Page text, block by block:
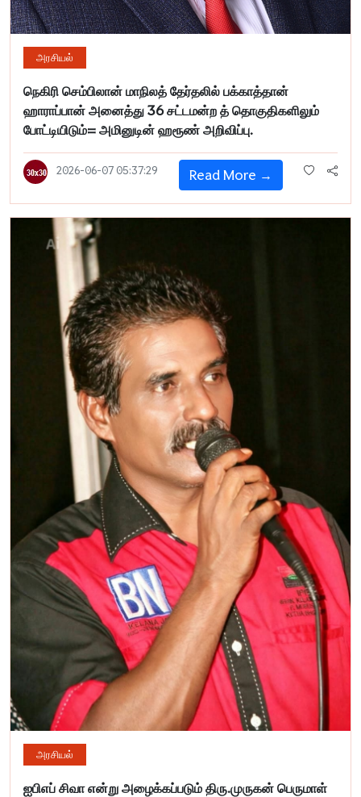
அரசியல்
நெகிரி செம்பிலான் மாநிலத் தேர்தலில் பக்காத்தான்
ஹாராப்பான் அனைத்து 36 சட்டமன்ற த் தொகுதிகளிலும்
போட்டியிடும்= அமினுடின் ஹரூண் அறிவிப்பு.
2026-06-07 05:37:29 Read More →
அரசியல்
ஐபிஎப் சிவா என்று அழைக்கப்படும் திரு.முருகன் பெருமாள்